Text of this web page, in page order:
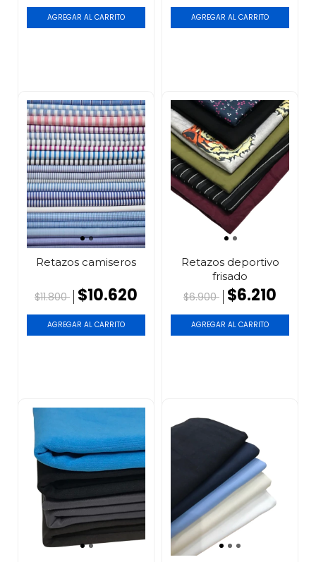
AGREGAR AL CARRITO AGREGAR AL CARRITO
Retazos camiseros
$11.800 $10.620
AGREGAR AL CARRITO
Retazos deportivo
frisado
$6.900 $6.210
AGREGAR AL CARRITO